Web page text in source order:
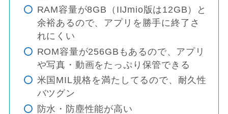
RAM容量が8GB（IIJmio版は12GB）と
余裕あるので、アプリを勝手に終了さ
れにくい
ROM容量が256GBもあるので、アプリ
や写真・動画をたっぷり保管できる
米国MIL規格を満たしてるので、耐久性
バツグン
防水・防塵性能が高い